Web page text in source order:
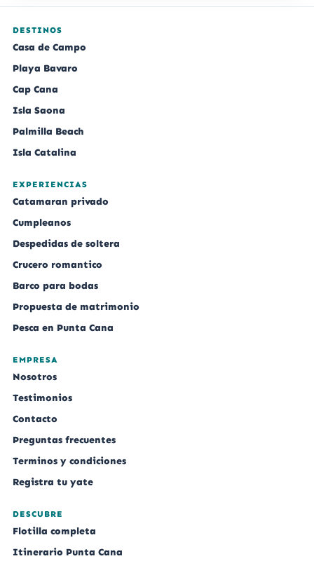
DESTINOS
Casa de Campo
Playa Bavaro
Cap Cana
Isla Saona
Palmilla Beach
Isla Catalina
EXPERIENCIAS
Catamaran privado
Cumpleanos
Despedidas de soltera
Crucero romantico
Barco para bodas
Propuesta de matrimonio
Pesca en Punta Cana
EMPRESA
Nosotros
Testimonios
Contacto
Preguntas frecuentes
Terminos y condiciones
Registra tu yate
DESCUBRE
Flotilla completa
Itinerario Punta Cana